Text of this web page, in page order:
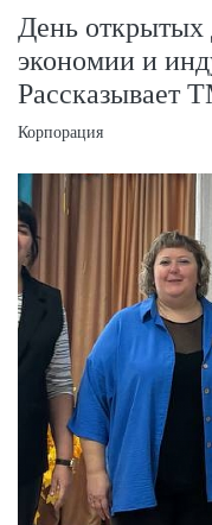
День открытых
экономии и
Рассказывает
Корпорация